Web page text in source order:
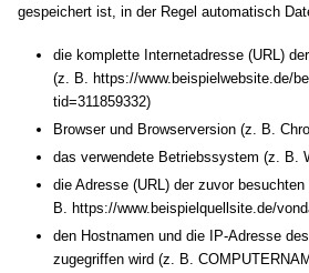
gespeichert ist, in der Regel automatisch
die komplette Internetadresse (URL)
(z. B. https://www.beispielwebsite.de/
tid=311859332)
Browser und Browserversion (z. B.
das verwendete Betriebssystem (z. B.
die Adresse (URL) der zuvor besuchten
B. https://www.beispielquellsite.de/
den Hostnamen und die IP-Adresse
zugegriffen wird (z. B.